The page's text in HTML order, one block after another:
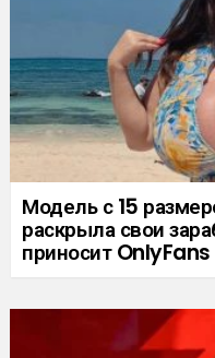
Модель с 15
раскрыла свои
приносит OnlyFans